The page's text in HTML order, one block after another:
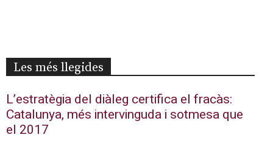
Les més llegides
L’estratègia del diàleg certifica el fracàs:
Catalunya, més intervinguda i sotmesa que
el 2017